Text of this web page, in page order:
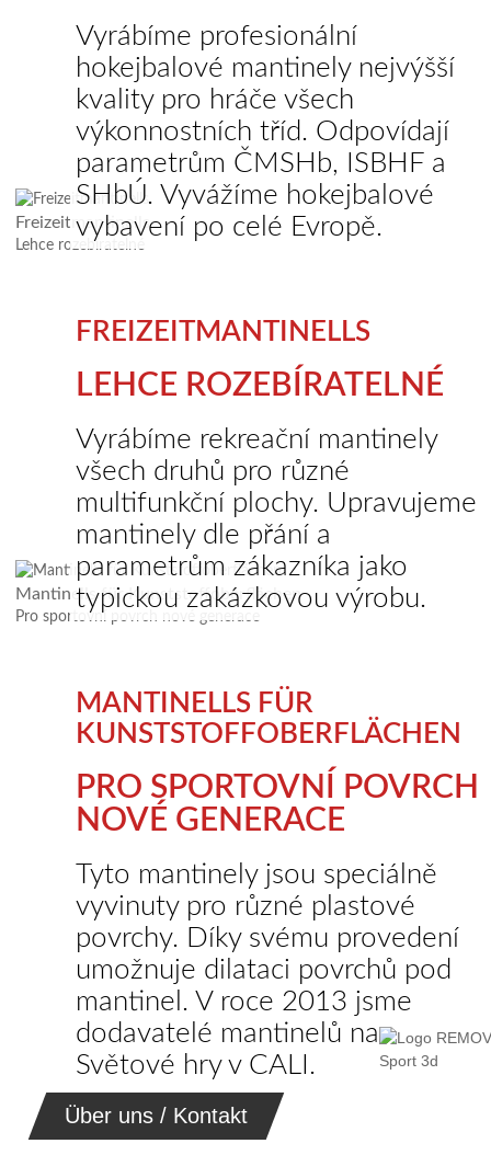
Vyrábíme profesionální
hokejbalové mantinely nejvýšší
kvality pro hráče všech
výkonnostních tříd. Odpovídají
parametrům ČMSHb, ISBHF a
SHbÚ. Vyvážíme hokejbalové
vybavení po celé Evropě.
Freizeitmantinells
Lehce rozebíratelné
FREIZEITMANTINELLS
LEHCE ROZEBÍRATELNÉ
Vyrábíme rekreační mantinely
všech druhů pro různé
multifunkční plochy. Upravujeme
mantinely dle přání a
parametrům zákazníka jako
typickou zakázkovou výrobu.
Mantinells für Kunststoffoberflächen
Pro sportovní povrch nové generace
MANTINELLS FÜR
KUNSTSTOFFOBERFLÄCHEN
PRO SPORTOVNÍ POVRCH
NOVÉ GENERACE
Tyto mantinely jsou speciálně
vyvinuty pro různé plastové
povrchy. Díky svému provedení
umožnuje dilataci povrchů pod
mantinel. V roce 2013 jsme
dodavatelé mantinelů na
Světové hry v CALI.
Über uns / Kontakt